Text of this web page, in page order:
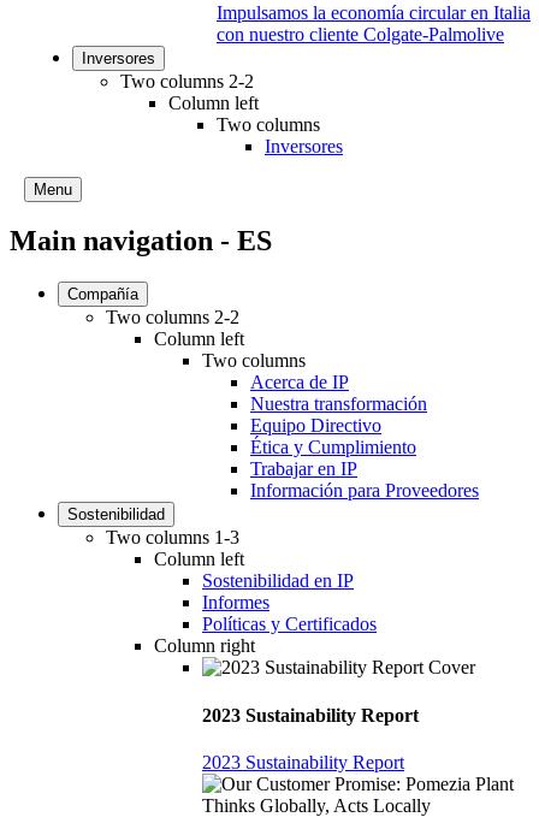
Impulsamos la economía circular en Italia
con nuestro cliente Colgate-Palmolive
Inversores
Two columns 2-2
Column left
Two columns
Inversores
Menu
Main navigation - ES
Compañía
Two columns 2-2
Column left
Two columns
Acerca de IP
Nuestra transformación
Equipo Directivo
Ética y Cumplimiento
Trabajar en IP
Información para Proveedores
Sostenibilidad
Two columns 1-3
Column left
Sostenibilidad en IP
Informes
Políticas y Certificados
Column right
2023 Sustainability Report
2023 Sustainability Report